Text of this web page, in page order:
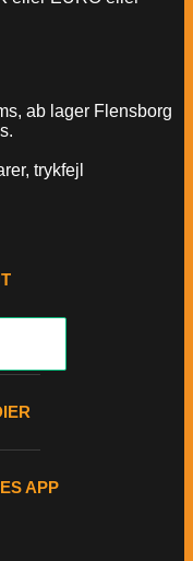
ab lager Flensborg
trykfejl
APP